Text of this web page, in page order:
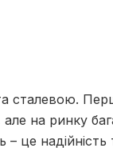
сталевою.
на ринку
– це надійність